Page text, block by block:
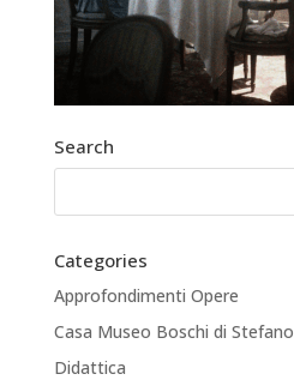
Search
Categories
Approfondimenti Opere
Casa Museo Boschi di Stefano
Didattica